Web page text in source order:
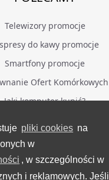
pliki cookies na
w
, w szczególności w
i reklamowych. Jeśli
Telewizory promocje
do kawy promocje
Smartfony promocje
Ofert Komórkowych
Jaki komputer kupić?
NA BIEŻĄCO
Facebook